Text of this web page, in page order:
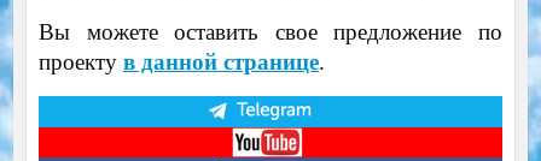
Вы можете оставить свое предложение по
проекту в данной странице.